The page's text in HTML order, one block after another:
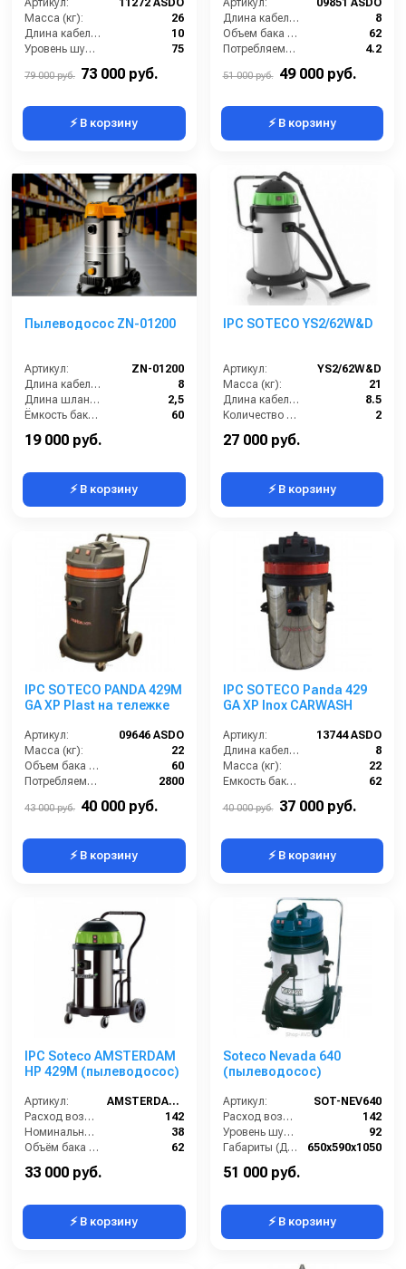
Масса (кг):
26
Длина кабеля (м):
10
Уровень шума (дБ):
75
79 000 руб. 73 000 руб.
⚡ В корзину
Длина кабеля (м):
8
Объем бака (л):
62
Потребляемая мощность (кВт):
4.2
51 000 руб. 49 000 руб.
⚡ В корзину
Пылеводосос ZN-01200
Артикул:
ZN-01200
Длина кабеля (м):
8
Длина шланга (м):
2,5
Ёмкость бака (л):
60
Мощность (Вт):
19 000 руб.
⚡ В корзину
IPC SOTECO YS2/62W&D
Артикул:
YS2/62W&D
Масса (кг):
21
Длина кабеля (м):
8.5
Количество турбин (шт):
2
Емкость бака для мусора (л):
27 000 руб.
⚡ В корзину
IPC SOTECO PANDA 429M
GA XP Plast на тележке
Артикул:
09646 ASDO
Масса (кг):
22
Объем бака (л):
60
Потребляемая мощность (Вт):
2800
500х500х870
43 000 руб. 40 000 руб.
⚡ В корзину
IPC SOTECO Panda 429
GA XP Inox CARWASH
Артикул:
13744 ASDO
Длина кабеля (м):
8
Масса (кг):
22
Емкость бака для мусора (л):
62
40 000 руб. 37 000 руб.
⚡ В корзину
IPC Soteco AMSTERDAM
HP 429M (пылеводосос)
Артикул:
AMSTERDAM429M
Расход воздуха (л/сек):
142
Номинальный диаметр принадлежностей (мм):
38
Объём бака (л):
62
Разрежение / сила всасывания (мбар):
33 000 руб.
⚡ В корзину
Soteco Nevada 640
(пылеводосос)
Артикул:
SOT-NEV640
Расход воздуха (л/сек):
142
Уровень шума (дБ(А)):
92
Габариты (ДхШхВ):
650х590х1050
Номинальный диаметр принадлежностей (мм):
51 000 руб.
⚡ В корзину